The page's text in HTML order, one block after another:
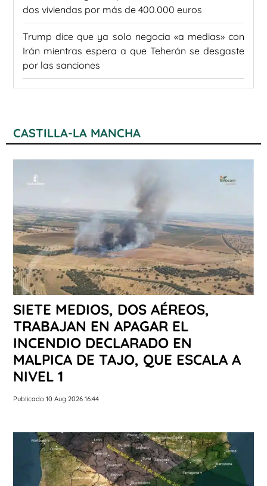
dos viviendas por más de 400.000 euros
Trump dice que ya solo negocia «a medias» con
Irán mientras espera a que Teherán se desgaste
por las sanciones
CASTILLA-LA MANCHA
SIETE MEDIOS, DOS AÉREOS,
TRABAJAN EN APAGAR EL
INCENDIO DECLARADO EN
MALPICA DE TAJO, QUE ESCALA A
NIVEL 1
Publicado 10 Aug 2026 16:44